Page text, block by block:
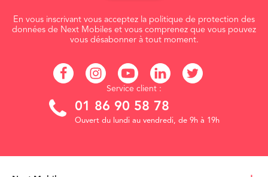
En vous inscrivant vous acceptez la politique de protection des
données de Next Mobiles et vous comprenez que vous pouvez
vous désabonner à tout moment.
Service client :
01 86 90 58 78
Ouvert du lundi au vendredi, de 9h à 19h